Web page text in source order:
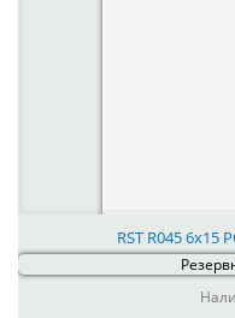
RST R045 6x15